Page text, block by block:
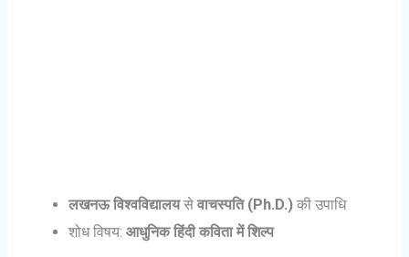
लखनऊ विश्वविद्यालयसे वाचस्पति (Ph.D.)की उपाधि
शोध विषय: आधुनिक हिंदी कविता में शिल्प